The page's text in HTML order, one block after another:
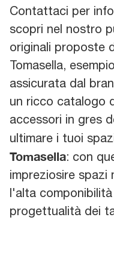
Contattaci per
scopri nel nostro
originali proposte
Tomasella,
assicurata dal
un ricco catalogo
accessori in gres
ultimare i tuoi
Tomasella: con
impreziosire spazi
l'alta componibilità
progettualità dei